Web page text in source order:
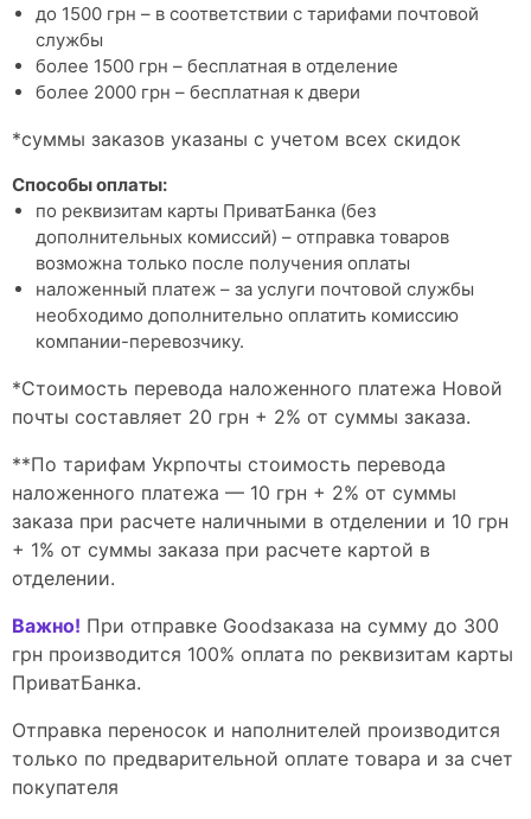
до 1500 грн – в соответствии с тарифами почтовой
службы
более 1500 грн – бесплатная в отделение
более 2000 грн – бесплатная к двери
*суммы заказов указаны с учетом всех скидок
Способы оплаты:
по реквизитам карты ПриватБанка (без
дополнительных комиссий) – отправка товаров
возможна только после получения оплаты
наложенный платеж – за услуги почтовой службы
необходимо дополнительно оплатить комиссию
компании-перевозчику.
*Стоимость перевода наложенного платежа Новой
почты составляет 20 грн + 2% от суммы заказа.
**По тарифам Укрпочты стоимость перевода
наложенного платежа — 10 грн + 2% от суммы
заказа при расчете наличными в отделении и 10 грн
+ 1% от суммы заказа при расчете картой в
отделении.
Важно! При отправке Goodзаказа на сумму до 300
грн производится 100% оплата по реквизитам карты
ПриватБанка.
Отправка переносок и наполнителей производится
только по предварительной оплате товара и за счет
покупателя